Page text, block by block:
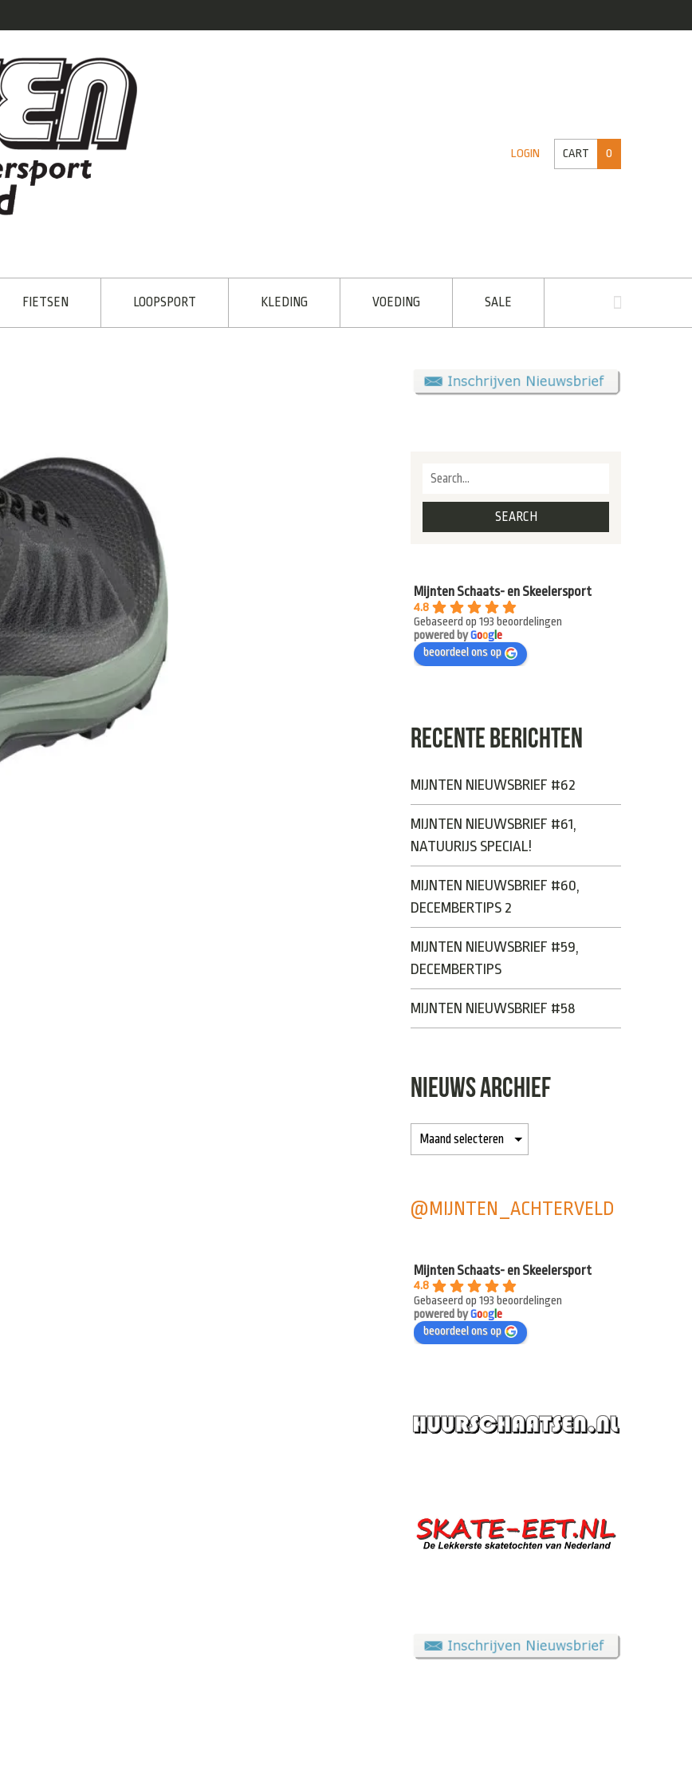
LOGIN CART 0
FIETSEN LOOPSPORT KLEDING VOEDING SALE
Mijnten Schaats- en Skeelersport
4.8
Gebaseerd op 193 beoordelingen
powered byGoogle
beoordeel ons op
RECENTE BERICHTEN
MIJNTEN NIEUWSBRIEF #62
MIJNTEN NIEUWSBRIEF #61,
NATUURIJS SPECIAL!
MIJNTEN NIEUWSBRIEF #60,
DECEMBERTIPS 2
MIJNTEN NIEUWSBRIEF #59,
DECEMBERTIPS
MIJNTEN NIEUWSBRIEF #58
NIEUWS ARCHIEF
@MIJNTEN_ACHTERVELD
Mijnten Schaats- en Skeelersport
4.8
Gebaseerd op 193 beoordelingen
powered byGoogle
beoordeel ons op